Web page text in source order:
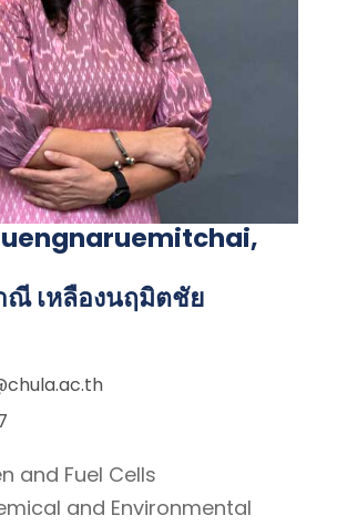
ณี เหลืองนฤมิตชัย
and Fuel Cells
and Environmental